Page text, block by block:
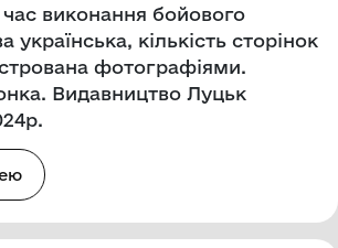
час виконання бойового
українська, кількість сторінок
фотографіями.
Видавництво Луцьк